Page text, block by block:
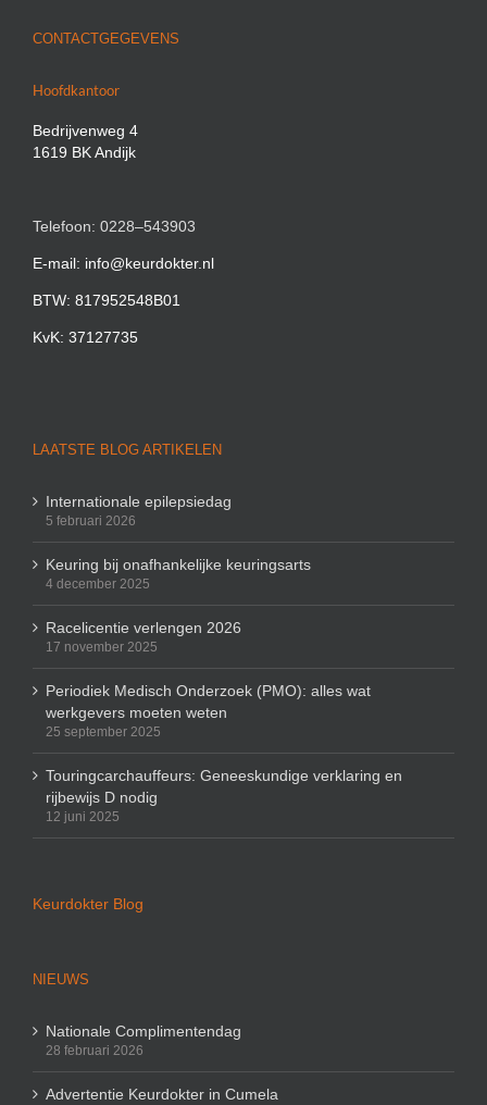
CONTACTGEGEVENS
Hoofdkantoor
Bedrijvenweg 4
1619 BK Andijk
Telefoon: 0228–543903
E-mail: info@keurdokter.nl
BTW: 817952548B01
KvK: 37127735
LAATSTE BLOG ARTIKELEN
Internationale epilepsiedag
5 februari 2026
Keuring bij onafhankelijke keuringsarts
4 december 2025
Racelicentie verlengen 2026
17 november 2025
Periodiek Medisch Onderzoek (PMO): alles wat
werkgevers moeten weten
25 september 2025
Touringcarchauffeurs: Geneeskundige verklaring en
rijbewijs D nodig
12 juni 2025
Keurdokter Blog
NIEUWS
Nationale Complimentendag
28 februari 2026
Advertentie Keurdokter in Cumela